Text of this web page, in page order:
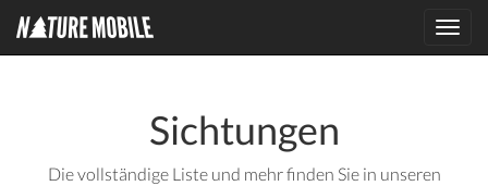
Sichtungen
Die vollständige Liste und mehr finden Sie in unseren